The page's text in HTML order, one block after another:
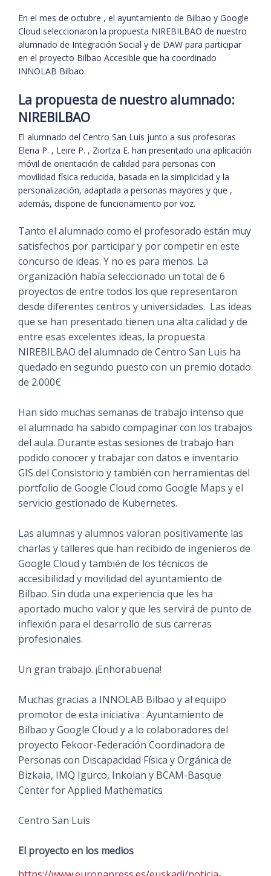
En el mes de octubre , el ayuntamiento de Bilbao y Google
Cloud seleccionaron la propuesta NIREBILBAO de nuestro
alumnado de Integración Social y de DAW para participar
en el proyecto Bilbao Accesible que ha coordinado
INNOLAB Bilbao.
La propuesta de nuestro alumnado:
NIREBILBAO
El alumnado del Centro San Luis junto a sus profesoras
Elena P. , Leire P. , Ziortza E. han presentado una aplicación
móvil de orientación de calidad para personas con
movilidad física reducida, basada en la simplicidad y la
personalización, adaptada a personas mayores y que ,
además, dispone de funcionamiento por voz.
Tanto el alumnado como el profesorado están muy
satisfechos por participar y por competir en este
concurso de ideas. Y no es para menos. La
organización había seleccionado un total de 6
proyectos de entre todos los que representaron
desde diferentes centros y universidades. Las ideas
que se han presentado tienen una alta calidad y de
entre esas excelentes ideas, la propuesta
NIREBILBAO del alumnado de Centro San Luis ha
quedado en segundo puesto con un premio dotado
de 2.000€
Han sido muchas semanas de trabajo intenso que
el alumnado ha sabido compaginar con los trabajos
del aula. Durante estas sesiones de trabajo han
podido conocer y trabajar con datos e inventario
GIS del Consistorio y también con herramientas del
portfolio de Google Cloud como Google Maps y el
servicio gestionado de Kubernetes.
Las alumnas y alumnos valoran positivamente las
charlas y talleres que han recibido de ingenieros de
Google Cloud y también de los técnicos de
accesibilidad y movilidad del ayuntamiento de
Bilbao. Sin duda una experiencia que les ha
aportado mucho valor y que les servirá de punto de
inflexión para el desarrollo de sus carreras
profesionales.
Un gran trabajo. ¡Enhorabuena!
Muchas gracias a INNOLAB Bilbao y al equipo
promotor de esta iniciativa : Ayuntamiento de
Bilbao y Google Cloud y a lo colaboradores del
proyecto Fekoor-Federación Coordinadora de
Personas con Discapacidad Física y Orgánica de
Bizkaia, IMQ Igurco, Inkolan y BCAM-Basque
Center for Applied Mathematics
Centro San Luis
El proyecto en los medios